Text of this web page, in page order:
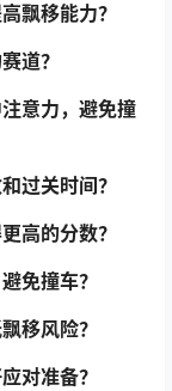
飘移能力？
道？
意力，避免撞
过关时间？
高的分数？
免撞车？
移风险？
对准备？